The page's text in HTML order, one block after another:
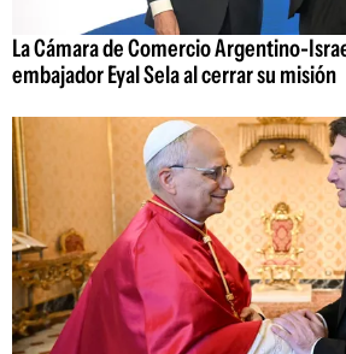
La Cámara de Comercio Argentino-
embajador Eyal Sela al cerrar su misión